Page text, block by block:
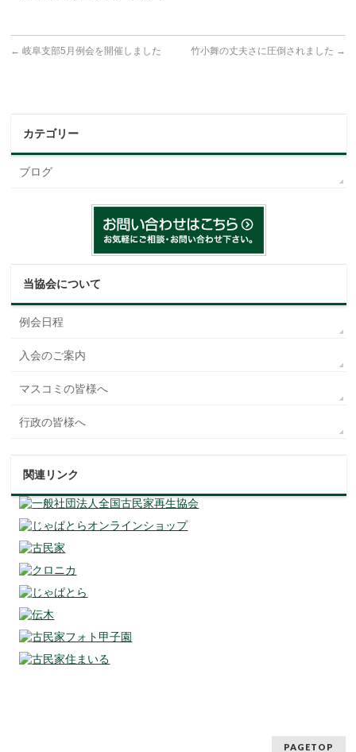
← 岐阜支部5月例会を開催しました 竹小舞の丈夫さに圧倒されました →
カテゴリー
ブログ
当協会について
例会日程
入会のご案内
マスコミの皆様へ
行政の皆様へ
関連リンク
PAGETOP